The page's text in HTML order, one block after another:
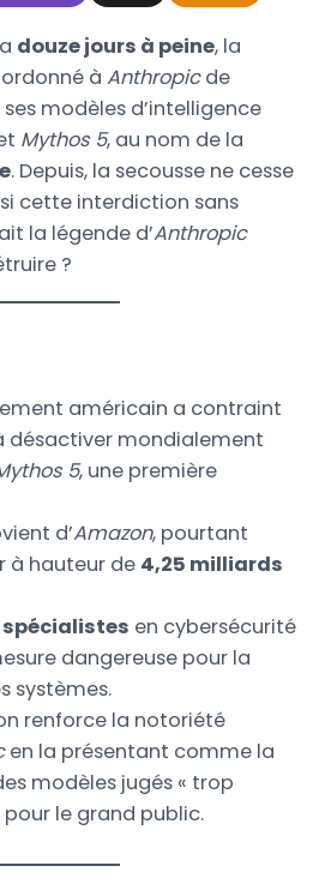
douze jours à peine, la
àAnthropicde
ses modèles d’intelligence
Mythos 5, au nom de la
. Depuis, la secousse ne cesse
cette interdiction sans
la légende d’Anthropic
?
américain a contraint
désactiver mondialement
5, une première
d’Amazon, pourtant
à hauteur de 4,25 milliards
spécialistes en cybersécurité
dangereuse pour la
systèmes.
renforce la notoriété
en la présentant comme la
modèles jugés « trop
pour le grand public.